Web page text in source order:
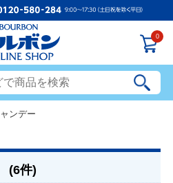
0
ンデー
(6件)